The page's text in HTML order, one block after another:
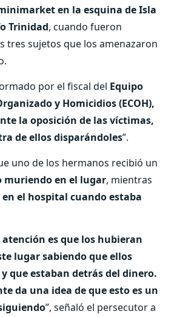
en la esquina de Isla
Trinidad, cuando fueron
tres sujetos que los amenazaron
por el fiscal del Equipo
y Homicidios (ECOH),
la oposición de las víctimas,
de ellos disparándoles”.
uno de los hermanos recibió un
muriendo en el lugar, mientras
el hospital cuando estaba
es que los hubieran
lugar sabiendo que ellos
que estaban detrás del dinero.
da una idea de que esto es un
”, señaló el persecutor a